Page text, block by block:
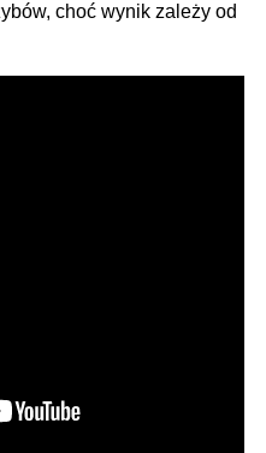
choć wynik zależy od